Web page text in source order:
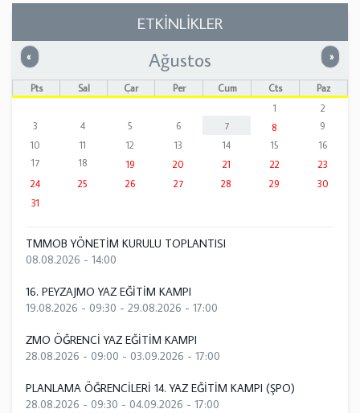
ETKİNLİKLER
« Önceki »
Ağustos
Pts Sal Çar Per Cum Cts
Paz
1
2
3
4 5 6 7 8
9
10
11 12 13 14 15
16
17
18 19 20 21 22
23
24
25 26 27 28 29
30
31
TMMOB YÖNETİM KURULU TOPLANTISI
08.08.2026 - 14:00
16. PEYZAJMO YAZ EĞİTİM KAMPI
19.08.2026 - 09:30 - 29.08.2026 - 17:00
ZMO ÖĞRENCİ YAZ EĞİTİM KAMPI
28.08.2026 - 09:00 - 03.09.2026 - 17:00
PLANLAMA ÖĞRENCİLERİ 14. YAZ EĞİTİM KAMPI (ŞPO)
28.08.2026 - 09:30 - 04.09.2026 - 17:00